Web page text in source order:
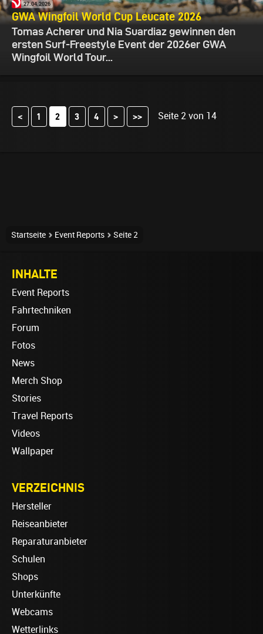
27.04.2026
GWA Wingfoil World Cup Leucate 2026
Tomas Acherer und Nia Suardiaz gewinnen den
ersten Surf-Freestyle Event der 2026er GWA
Wingfoil World Tour...
< 1 2 3 4 > >> Seite 2 von 14
Startseite Event Reports Seite 2
INHALTE
Event Reports
Fahrtechniken
Forum
Fotos
News
Merch Shop
Stories
Travel Reports
Videos
Wallpaper
VERZEICHNIS
Hersteller
Reiseanbieter
Reparaturanbieter
Schulen
Shops
Unterkünfte
Webcams
Wetterlinks